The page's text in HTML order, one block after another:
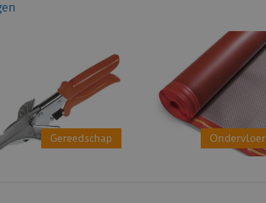
Gereedschap Ondervloer